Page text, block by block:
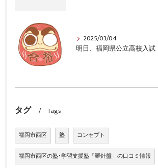
2025/03/04
明日、福岡県公立高校入試
タグ Tags
福岡市西区 塾 コンセプト
福岡市西区の塾･学習支援塾「羅針盤」の口コミ情報